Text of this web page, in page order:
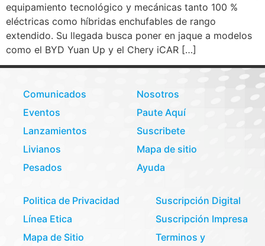
equipamiento tecnológico y mecánicas tanto 100 %
eléctricas como híbridas enchufables de rango
extendido. Su llegada busca poner en jaque a modelos
como el BYD Yuan Up y el Chery iCAR […]
Comunicados
Eventos
Lanzamientos
Livianos
Pesados
Nosotros
Paute Aquí
Suscribete
Mapa de sitio
Ayuda
Politica de Privacidad
Línea Etica
Mapa de Sitio
Suscripción Digital
Suscripción Impresa
Terminos y